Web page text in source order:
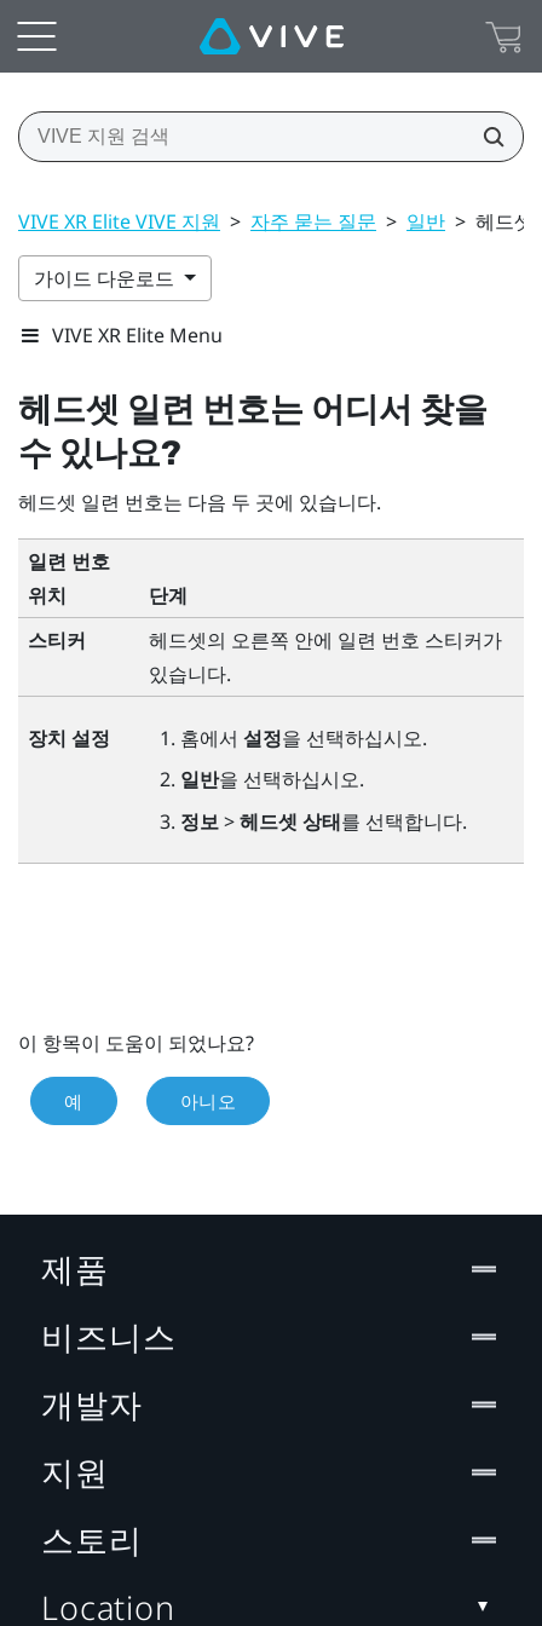
VIVE XR Elite VIVE 지원 > 자주 묻는 질문 > 일반 > 헤드셋
가이드 다운로드
VIVE XR Elite Menu
헤드셋 일련 번호는 어디서 찾을
수 있나요?
헤드셋 일련 번호는 다음 두 곳에 있습니다.
일련 번호
위치
단계
스티커
헤드셋의 오른쪽 안에 일련 번호 스티커가
있습니다.
장치 설정 홈에서 설정을 선택하십시오.
일반을 선택하십시오.
정보>헤드셋 상태를 선택합니다.
이 항목이 도움이 되었나요?
예 아니오
제품
비즈니스
개발자
지원
스토리
Location